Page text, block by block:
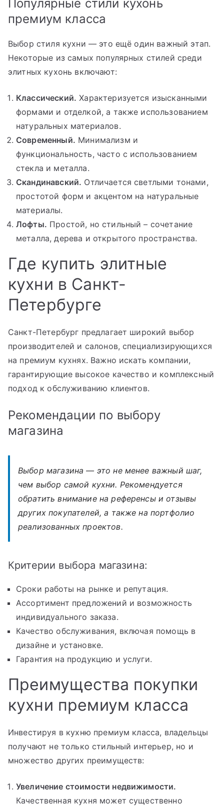
Популярные стили кухонь
премиум класса
Выбор стиля кухни — это ещё один важный этап.
Некоторые из самых популярных стилей среди
элитных кухонь включают:
Классический. Характеризуется изысканными
формами и отделкой, а также использованием
натуральных материалов.
Современный. Минимализм и
функциональность, часто с использованием
стекла и металла.
Скандинавский. Отличается светлыми тонами,
простотой форм и акцентом на натуральные
материалы.
Лофты. Простой, но стильный – сочетание
металла, дерева и открытого пространства.
Где купить элитные
кухни в Санкт-
Петербурге
Санкт-Петербург предлагает широкий выбор
производителей и салонов, специализирующихся
на премиум кухнях. Важно искать компании,
гарантирующие высокое качество и комплексный
подход к обслуживанию клиентов.
Рекомендации по выбору
магазина
Выбор магазина — это не менее важный шаг,
чем выбор самой кухни. Рекомендуется
обратить внимание на референсы и отзывы
других покупателей, а также на портфолио
реализованных проектов.
Критерии выбора магазина:
Сроки работы на рынке и репутация.
Ассортимент предложений и возможность
индивидуального заказа.
Качество обслуживания, включая помощь в
дизайне и установке.
Гарантия на продукцию и услуги.
Преимущества покупки
кухни премиум класса
Инвестируя в кухню премиум класса, владельцы
получают не только стильный интерьер, но и
множество других преимуществ:
Увеличение стоимости недвижимости.
Качественная кухня может существенно